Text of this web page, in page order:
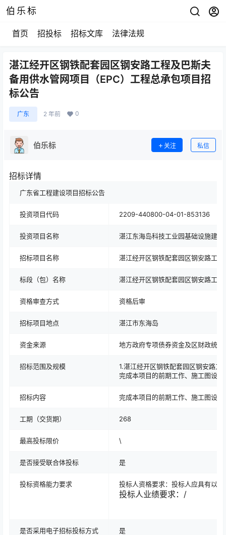
伯乐标
首页 招投标 招标文库 法律法规
湛江经开区钢铁配套园区钢安路工程及巴斯夫
备用供水管网项目（EPC）工程总承包项目招
标公告
广东 2 年前 0
伯乐标 关注 私信
招标详情
广东省工程建设项目招标公告
投资项目代码 2209-440800-04-01-853136
投资项目名称 湛江东海岛科技工业园基础设施建设
招标项目名称 湛江经开区钢铁配套园区钢安路工
标段（包）名称 湛江经开区钢铁配套园区钢安路工
资格审查方式 资格后审
招标项目地点 湛江市东海岛
资金来源 地方政府专项债券资金及区财政统筹
招标范围及规模
1.湛江经开区钢铁配套园区钢安路
完成本项目的前期工作、施工图设
招标内容 完成本项目的前期工作、施工图设
工期（交货期） 268
最高投标限价 \
是否接受联合体投标 是
投标资格能力要求 投标人资格要求：投标人应具有以
投标人业绩要求：/
是否采用电子招标投标方式 是